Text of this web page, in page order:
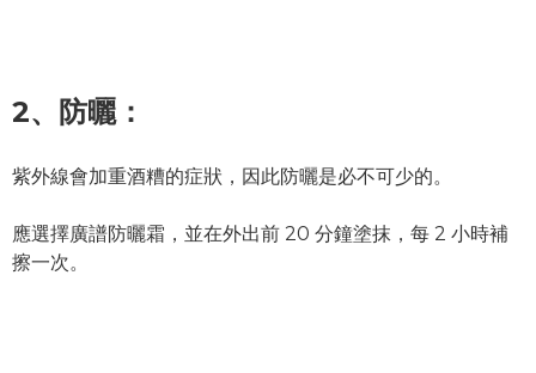
2、 防曬：
紫外線會加重酒糟的症狀，因此防曬是必不可少的。
應選擇廣譜防曬霜，並在外出前 20 分鐘塗抹，每 2 小時補
擦一次。